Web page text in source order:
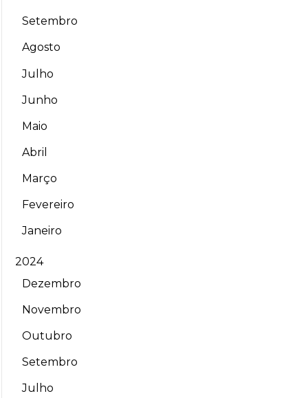
Setembro
Agosto
Julho
Junho
Maio
Abril
Março
Fevereiro
Janeiro
2024
Dezembro
Novembro
Outubro
Setembro
Julho